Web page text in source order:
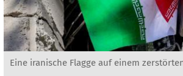
Eine iranische Flagge auf einem